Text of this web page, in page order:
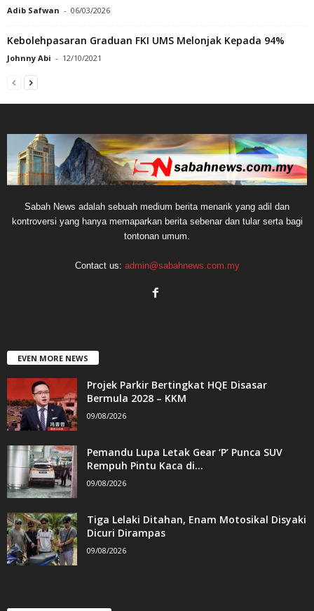
Adib Safwan - 06/03/2026
Kebolehpasaran Graduan FKI UMS Melonjak Kepada 94%
Johnny Abi - 12/10/2021
Sabah News adalah sebuah medium berita menarik yang adil dan
kontroversi yang hanya memaparkan berita sebenar dan tular serta bagi
tontonan umum.
Contact us: admin@sabahnews.com.my
EVEN MORE NEWS
Projek Parkir Bertingkat HQE Disasar
Bermula 2028 – KKM
09/08/2026
Pemandu Lupa Letak Gear ‘P’ Punca SUV
Rempuh Pintu Kaca di...
09/08/2026
Tiga Lelaki Ditahan, Enam Motosikal Disyaki
Dicuri Dirampas
09/08/2026